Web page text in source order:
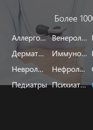
Более
Аллергологи Венерологи
Дерматологи
Иммунологи
Неврологи
Нефрологи
Педиатры
Психиатры